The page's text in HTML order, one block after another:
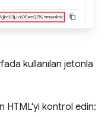
kullanılan jetonla
HTML'yi kontrol edin: